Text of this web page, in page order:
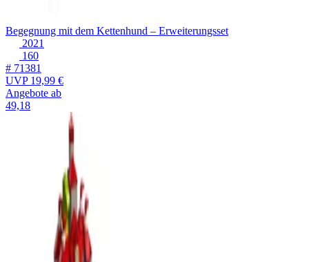
Begegnung mit dem Kettenhund – Erweiterungsset
2021
160
# 71381
UVP19,99 €
Angebote ab
49,18